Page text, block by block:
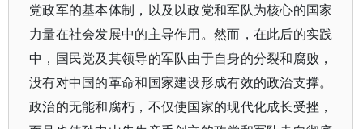
党政军的基本体制，以及以政党和军队为核心的国家
力量在社会发展中的主导作用。然而，在此后的实践
中，国民党及其领导的军队由于自身的分裂和腐败，
没有对中国的革命和国家建设形成有效的政治支撑。
政治的无能和腐朽，不仅使国家的现代化成长受挫，